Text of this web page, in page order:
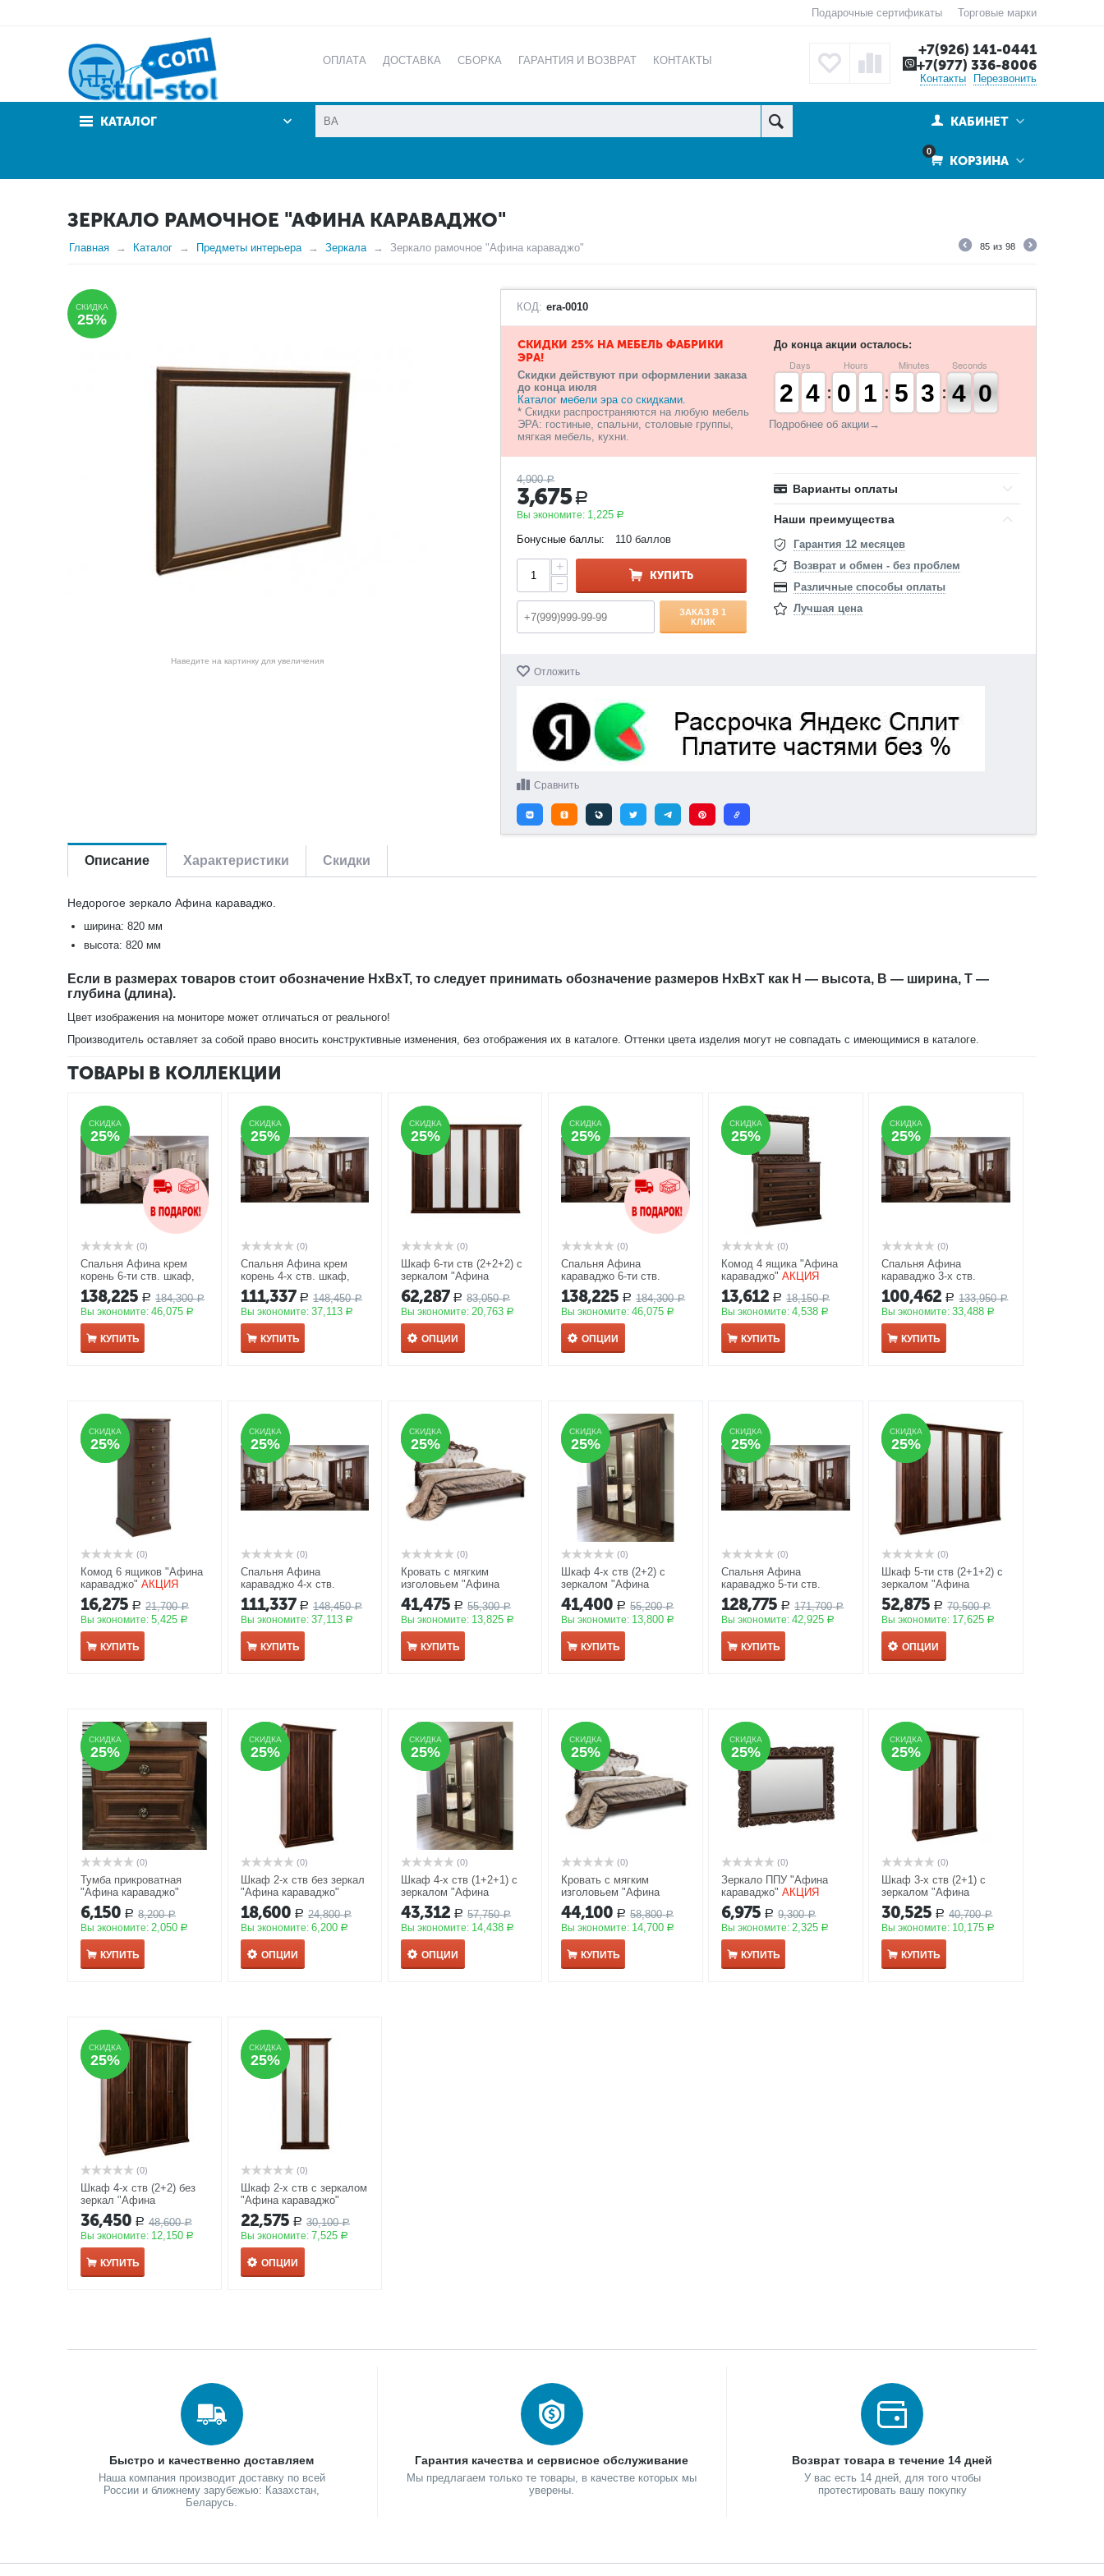
Подарочные сертификаты Торговые марки
ОПЛАТА ДОСТАВКА СБОРКА ГАРАНТИЯ И ВОЗВРАТ КОНТАКТЫ
+7(926) 141-0441
+7(977) 336-8006
Контакты Перезвонить
КАТАЛОГ КАБИНЕТ
0
КОРЗИНА
ЗЕРКАЛО РАМОЧНОЕ "АФИНА КАРАВАДЖО"
Главная Каталог Предметы интерьера Зеркала Зеркало рамочное "Афина караваджо" 85 из 98
СКИДКА
25%
Наведите на картинку для увеличения
КОД: era-0010
СКИДКИ 25% НА МЕБЕЛЬ ФАБРИКИ
ЭРА!
Скидки действуют при оформлении заказа
до конца июля
Каталог мебели эра со скидками.
* Скидки распространяются на любую мебель
ЭРА: гостиные, спальни, столовые группы,
мягкая мебель, кухни.
До конца акции осталось:
Days
1
1
2
2 3
3
4
4
Hours
9
9
0
0 1
1
1
1
Minutes
4
4
5
5 2
2
3
3
Seconds
4
3
3 9
9
8
Подробнее об акции→
4,900 Р
3,675 Р
Вы экономите: 1,225 Р
Бонусные баллы: 110 баллов
+
−
КУПИТЬ
ЗАКАЗ В 1
КЛИК
Варианты оплаты
Наши преимущества
Гарантия 12 месяцев
Возврат и обмен - без проблем
Различные способы оплаты
Лучшая цена
Отложить
Сравнить
Описание Характеристики Скидки
Недорогое зеркало Афина караваджо.
ширина: 820 мм
высота: 820 мм
Если в размерах товаров стоит обозначение HxBxT, то следует принимать обозначение размеров HxBxT как H — высота, B — ширина, T —
глубина (длина).
Цвет изображения на мониторе может отличаться от реального!
Производитель оставляет за собой право вносить конструктивные изменения, без отображения их в каталоге. Оттенки цвета изделия могут не совпадать с имеющимися в каталоге.
ТОВАРЫ В КОЛЛЕКЦИИ
СКИДКА
25%
СКИДКА
25%
(0)
Спальня Афина крем
корень 6-ти ств. шкаф,
180*200, зеркало ППУ
АКЦИЯ
138,225 Р 184,300 Р
Вы экономите: 46,075 Р
КУПИТЬ
СКИДКА
25%
СКИДКА
25%
(0)
Спальня Афина крем
корень 4-х ств. шкаф,
160*200, рамочное
зеркало АКЦИЯ
111,337 Р 148,450 Р
Вы экономите:37,113 Р
КУПИТЬ
СКИДКА
25%
СКИДКА
25%
(0)
Шкаф 6-ти ств (2+2+2) с
зеркалом "Афина
караваджо"
62,287 Р 83,050 Р
Вы экономите:20,763 Р
ОПЦИИ
СКИДКА
25%
СКИДКА
25%
(0)
Спальня Афина
караваджо 6-ти ств.
шкаф, 180*200, зеркало
ППУ АКЦИЯ
138,225 Р 184,300 Р
Вы экономите:46,075 Р
ОПЦИИ
СКИДКА
25%
СКИДКА
25%
(0)
Комод 4 ящика "Афина
караваджо" АКЦИЯ
13,612 Р 18,150 Р
Вы экономите:4,538 Р
КУПИТЬ
СКИДКА
25%
СКИДКА
25%
(0)
Спальня Афина
караваджо 3-х ств.
шкаф, 160*200, рамочное
зеракало АКЦИЯ
100,462 Р 133,950 Р
Вы экономите:33,488 Р
КУПИТЬ
СКИДКА
25%
СКИДКА
25%
(0)
Комод 6 ящиков "Афина
караваджо" АКЦИЯ
16,275 Р 21,700 Р
Вы экономите: 5,425 Р
КУПИТЬ
СКИДКА
25%
СКИДКА
25%
(0)
Спальня Афина
караваджо 4-х ств.
шкаф, 160*200, рамочное
зеркало АКЦИЯ
111,337 Р 148,450 Р
Вы экономите:37,113 Р
КУПИТЬ
СКИДКА
25%
СКИДКА
25%
(0)
Кровать с мягким
изголовьем "Афина
караваджо" 160*200
АКЦИЯ
41,475 Р 55,300 Р
Вы экономите: 13,825 Р
КУПИТЬ
СКИДКА
25%
СКИДКА
25%
(0)
Шкаф 4-х ств (2+2) с
зеркалом "Афина
караваджо"
41,400 Р 55,200 Р
Вы экономите: 13,800 Р
КУПИТЬ
СКИДКА
25%
СКИДКА
25%
(0)
Спальня Афина
караваджо 5-ти ств.
шкаф, 180*200, зеркало
ППУ АКЦИЯ
128,775 Р 171,700 Р
Вы экономите:42,925 Р
КУПИТЬ
СКИДКА
25%
СКИДКА
25%
(0)
Шкаф 5-ти ств (2+1+2) с
зеркалом "Афина
караваджо"
52,875 Р 70,500 Р
Вы экономите: 17,625 Р
ОПЦИИ
СКИДКА
25%
СКИДКА
25%
(0)
Тумба прикроватная
"Афина караваджо"
АКЦИЯ
6,150 Р 8,200 Р
Вы экономите: 2,050 Р
КУПИТЬ
СКИДКА
25%
СКИДКА
25%
(0)
Шкаф 2-х ств без зеркал
"Афина караваджо"
АКЦИЯ
18,600 Р 24,800 Р
Вы экономите:6,200 Р
ОПЦИИ
СКИДКА
25%
СКИДКА
25%
(0)
Шкаф 4-х ств (1+2+1) с
зеркалом "Афина
караваджо"
43,312 Р 57,750 Р
Вы экономите: 14,438 Р
ОПЦИИ
СКИДКА
25%
СКИДКА
25%
(0)
Кровать с мягким
изголовьем "Афина
караваджо" 180*200
АКЦИЯ
44,100 Р 58,800 Р
Вы экономите: 14,700 Р
КУПИТЬ
СКИДКА
25%
СКИДКА
25%
(0)
Зеркало ППУ "Афина
караваджо" АКЦИЯ
6,975 Р 9,300 Р
Вы экономите:2,325 Р
КУПИТЬ
СКИДКА
25%
СКИДКА
25%
(0)
Шкаф 3-х ств (2+1) с
зеркалом "Афина
караваджо"
30,525 Р 40,700 Р
Вы экономите: 10,175 Р
КУПИТЬ
СКИДКА
25%
СКИДКА
25%
(0)
Шкаф 4-х ств (2+2) без
зеркал "Афина
караваджо"
36,450 Р 48,600 Р
Вы экономите: 12,150 Р
КУПИТЬ
СКИДКА
25%
СКИДКА
25%
(0)
Шкаф 2-х ств с зеркалом
"Афина караваджо"
АКЦИЯ
22,575 Р 30,100 Р
Вы экономите: 7,525 Р
ОПЦИИ
Быстро и качественно доставляем
Наша компания производит доставку по всей
России и ближнему зарубежью: Казахстан,
Беларусь.
Гарантия качества и сервисное обслуживание
Мы предлагаем только те товары, в качестве которых мы
уверены.
Возврат товара в течение 14 дней
У вас есть 14 дней, для того чтобы
протестировать вашу покупку